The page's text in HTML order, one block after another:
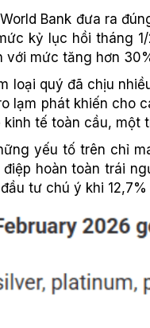
Bank đưa ra
kỷ lục hồi tháng
với mức tăng hơn
loại quý đã chịu
lạm phát khiến cho
kinh tế toàn cầu,
yếu tố trên chỉ
hoàn toàn trái
tư chú ý khi